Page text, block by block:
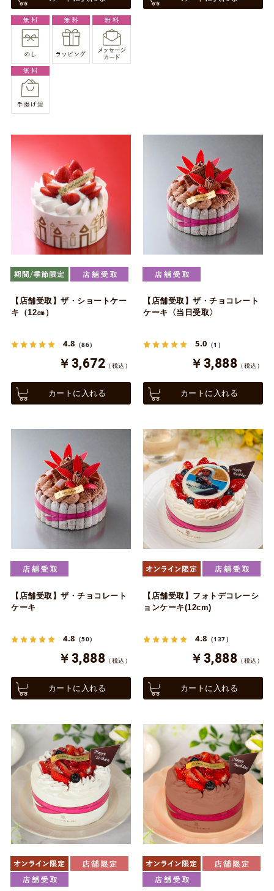
【店舗受取】ザ・ショートケー
キ（12㎝）
4.8 （86）
￥3,672 （税込）
カートに入れる
【店舗受取】ザ・チョコレート
ケーキ〈当日受取〉
5.0 （1）
￥3,888 （税込）
カートに入れる
【店舗受取】ザ・チョコレート
ケーキ
4.8 （50）
￥3,888 （税込）
カートに入れる
【店舗受取】フォトデコレーシ
ョンケーキ(12cm)
4.8 （137）
￥3,888 （税込）
カートに入れる